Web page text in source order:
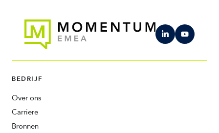
BEDRIJF
Over ons
Carriere
Bronnen